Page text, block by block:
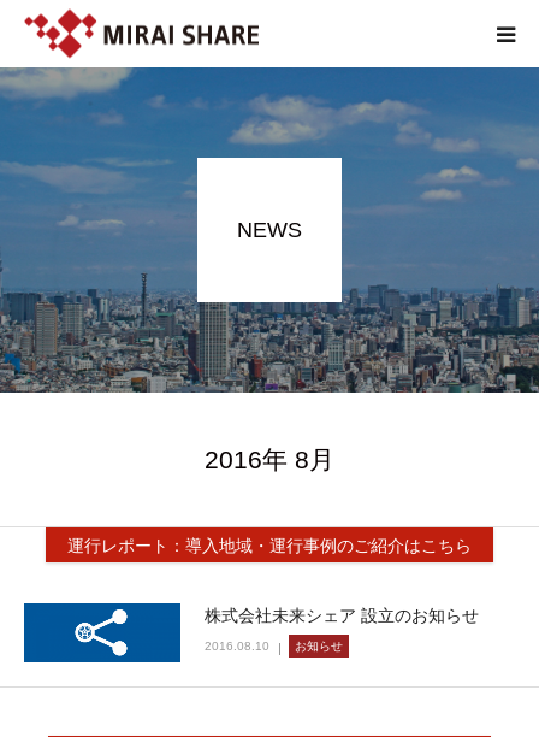
NEWS
2016年 8月
運行レポート：導入地域・運行事例のご紹介はこちら
株式会社未来シェア 設立のお知らせ
2016.08.10 お知らせ
NEWS
TECHNOLOGY
SERVICE
REPORT
ABOUT